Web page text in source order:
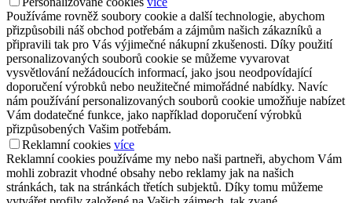
Používáme rovněž soubory cookie a další technologie, abychom
přizpůsobili náš obchod potřebám a zájmům našich zákazníků a
připravili tak pro Vás výjimečné nákupní zkušenosti. Díky použití
personalizovaných souborů cookie se můžeme vyvarovat
vysvětlování nežádoucích informací, jako jsou neodpovídající
doporučení výrobků nebo neužitečné mimořádné nabídky. Navíc
nám používání personalizovaných souborů cookie umožňuje nabízet
Vám dodatečné funkce, jako například doporučení výrobků
přizpůsobených Vašim potřebám.
Reklamní cookies více
Reklamní cookies používáme my nebo naši partneři, abychom Vám
mohli zobrazit vhodné obsahy nebo reklamy jak na našich
stránkách, tak na stránkách třetích subjektů. Díky tomu můžeme